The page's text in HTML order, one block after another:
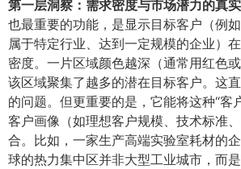
第一层洞察：需求密度与市场潜力的真
也最重要的功能，是显示目标客户（例如
属于特定行业、达到一定规模的企业）
密度。一片区域颜色越深（通常用红色
该区域聚集了越多的潜在目标客户。这
的问题。但更重要的是，它能将这种“客
客户画像（如理想客户规模、技术标准
合。比如，一家生产高端实验室耗材的
球的热力集中区并非大型工业城市，而